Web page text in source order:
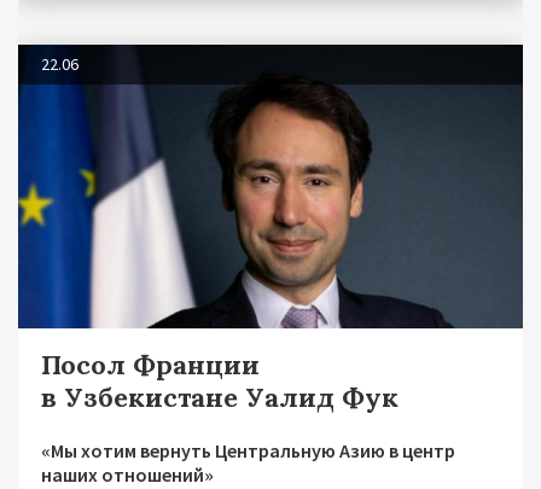
22.06
Посол Франции
в Узбекистане Уалид Фук
«Мы хотим вернуть Центральную Азию в центр
наших отношений»